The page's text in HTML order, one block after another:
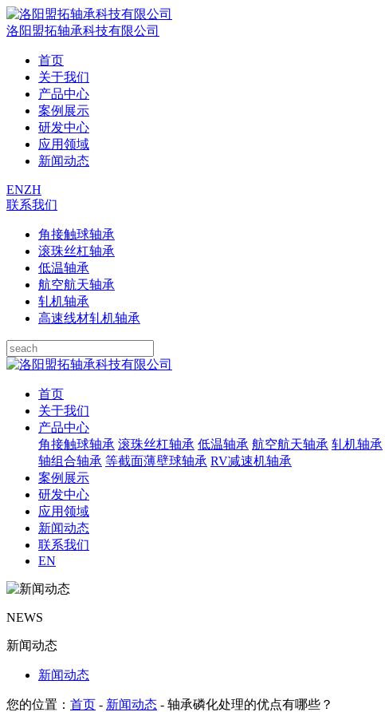
洛阳盟拓轴承科技有限公司
首页
关于我们
产品中心
案例展示
研发中心
应用领域
新闻动态
ENZH
联系我们
角接触球轴承
滚珠丝杠轴承
低温轴承
航空航天轴承
轧机轴承
高速线材轧机轴承
首页
关于我们
产品中心
角接触球轴承 滚珠丝杠轴承 低温轴承 航空航天轴承 轧机轴承
轴组合轴承 等截面薄壁球轴承 RV减速机轴承
案例展示
研发中心
应用领域
新闻动态
联系我们
EN
NEWS
新闻动态
新闻动态
您的位置： 首页 - 新闻动态 - 轴承磷化处理的优点有哪些？